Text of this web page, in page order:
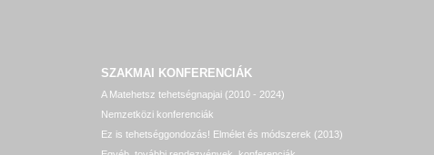
SZAKMAI KONFERENCIÁK
A Matehetsz tehetségnapjai (2010 - 2024)
Nemzetközi konferenciák
Ez is tehetséggondozás! Elmélet és módszerek (2013)